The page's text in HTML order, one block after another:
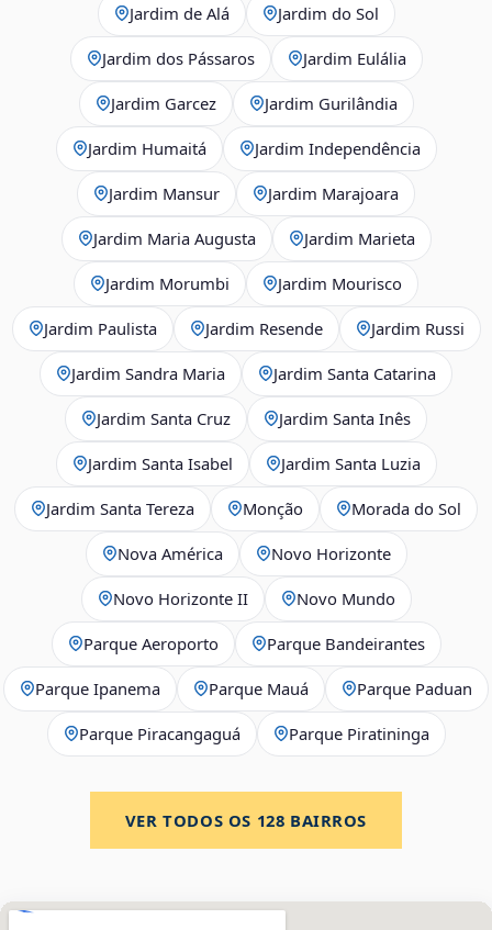
Jardim de Alá Jardim do Sol
Jardim dos Pássaros Jardim Eulália
Jardim Garcez Jardim Gurilândia
Jardim Humaitá Jardim Independência
Jardim Mansur Jardim Marajoara
Jardim Maria Augusta Jardim Marieta
Jardim Morumbi Jardim Mourisco
Jardim Paulista Jardim Resende Jardim Russi
Jardim Sandra Maria Jardim Santa Catarina
Jardim Santa Cruz Jardim Santa Inês
Jardim Santa Isabel Jardim Santa Luzia
Jardim Santa Tereza Monção Morada do Sol
Nova América Novo Horizonte
Novo Horizonte II Novo Mundo
Parque Aeroporto Parque Bandeirantes
Parque Ipanema Parque Mauá Parque Paduan
Parque Piracangaguá Parque Piratininga
VER TODOS OS 128 BAIRROS